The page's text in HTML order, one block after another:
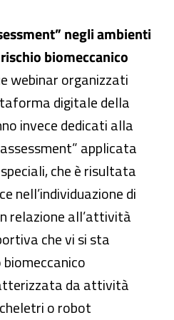
negli ambienti
biomeccanico
webinar organizzati
digitale della
invece dedicati alla
applicata
che è risultata
nell’individuazione di
relazione all’attività
che vi si sta
da attività
o robot